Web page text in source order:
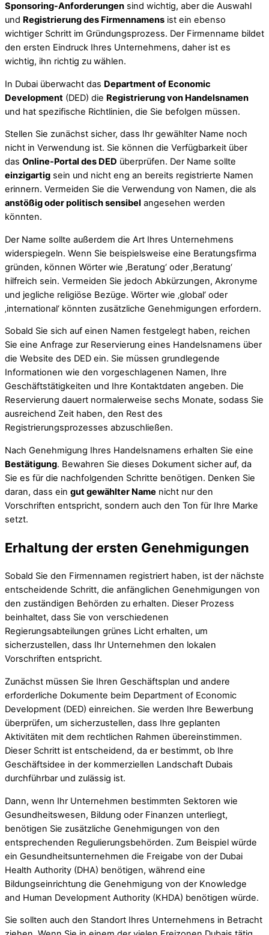
Sponsoring-Anforderungen sind wichtig, aber die Auswahl
und Registrierung des Firmennamens ist ein ebenso
wichtiger Schritt im Gründungsprozess. Der Firmenname bildet
den ersten Eindruck Ihres Unternehmens, daher ist es
wichtig, ihn richtig zu wählen.
In Dubai überwacht das Department of Economic
Development (DED) die Registrierung von Handelsnamen
und hat spezifische Richtlinien, die Sie befolgen müssen.
Stellen Sie zunächst sicher, dass Ihr gewählter Name noch
nicht in Verwendung ist. Sie können die Verfügbarkeit über
das Online-Portal des DED überprüfen. Der Name sollte
einzigartig sein und nicht eng an bereits registrierte Namen
erinnern. Vermeiden Sie die Verwendung von Namen, die als
anstößig oder politisch sensibel angesehen werden
könnten.
Der Name sollte außerdem die Art Ihres Unternehmens
widerspiegeln. Wenn Sie beispielsweise eine Beratungsfirma
gründen, können Wörter wie ‚Beratung‘ oder ‚Beratung‘
hilfreich sein. Vermeiden Sie jedoch Abkürzungen, Akronyme
und jegliche religiöse Bezüge. Wörter wie ‚global‘ oder
‚international‘ könnten zusätzliche Genehmigungen erfordern.
Sobald Sie sich auf einen Namen festgelegt haben, reichen
Sie eine Anfrage zur Reservierung eines Handelsnamens über
die Website des DED ein. Sie müssen grundlegende
Informationen wie den vorgeschlagenen Namen, Ihre
Geschäftstätigkeiten und Ihre Kontaktdaten angeben. Die
Reservierung dauert normalerweise sechs Monate, sodass Sie
ausreichend Zeit haben, den Rest des
Registrierungsprozesses abzuschließen.
Nach Genehmigung Ihres Handelsnamens erhalten Sie eine
Bestätigung. Bewahren Sie dieses Dokument sicher auf, da
Sie es für die nachfolgenden Schritte benötigen. Denken Sie
daran, dass ein gut gewählter Name nicht nur den
Vorschriften entspricht, sondern auch den Ton für Ihre Marke
setzt.
Erhaltung der ersten Genehmigungen
Sobald Sie den Firmennamen registriert haben, ist der nächste
entscheidende Schritt, die anfänglichen Genehmigungen von
den zuständigen Behörden zu erhalten. Dieser Prozess
beinhaltet, dass Sie von verschiedenen
Regierungsabteilungen grünes Licht erhalten, um
sicherzustellen, dass Ihr Unternehmen den lokalen
Vorschriften entspricht.
Zunächst müssen Sie Ihren Geschäftsplan und andere
erforderliche Dokumente beim Department of Economic
Development (DED) einreichen. Sie werden Ihre Bewerbung
überprüfen, um sicherzustellen, dass Ihre geplanten
Aktivitäten mit dem rechtlichen Rahmen übereinstimmen.
Dieser Schritt ist entscheidend, da er bestimmt, ob Ihre
Geschäftsidee in der kommerziellen Landschaft Dubais
durchführbar und zulässig ist.
Dann, wenn Ihr Unternehmen bestimmten Sektoren wie
Gesundheitswesen, Bildung oder Finanzen unterliegt,
benötigen Sie zusätzliche Genehmigungen von den
entsprechenden Regulierungsbehörden. Zum Beispiel würde
ein Gesundheitsunternehmen die Freigabe von der Dubai
Health Authority (DHA) benötigen, während eine
Bildungseinrichtung die Genehmigung von der Knowledge
and Human Development Authority (KHDA) benötigen würde.
Sie sollten auch den Standort Ihres Unternehmens in Betracht